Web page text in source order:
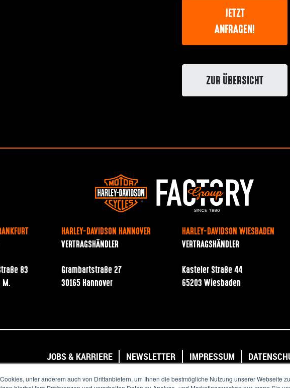
unter anderem auch von Drittanbietern, um Ihnen die bestmögliche Nutzung unserer Webseite
JETZT
ANFRAGEN!
ZUR ÜBERSICHT
83
HARLEY-DAVIDSON HANNOVER
VERTRAGSHÄNDLER
Grambartstraße 27
30165 Hannover
HARLEY-DAVIDSON WIESBADEN
VERTRAGSHÄNDLER
Kasteler Straße 44
65203 Wiesbaden
JOBS & KARRIERE NEWSLETTER IMPRESSUM
Copyright © 2020. All Rights Reserved.